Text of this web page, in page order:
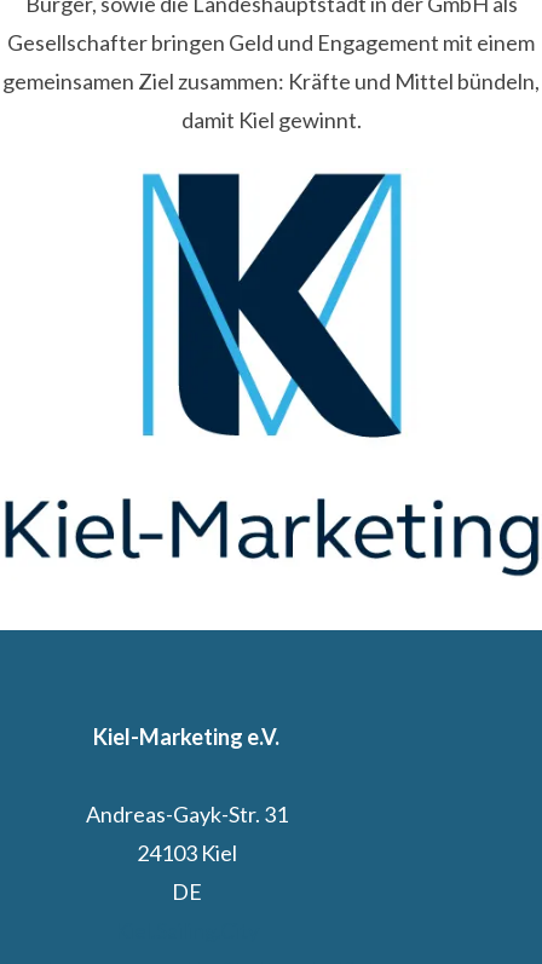
Gesellschafter bringen Geld und Engagement mit einem
gemeinsamen Ziel zusammen: Kräfte und Mittel bündeln,
damit Kiel gewinnt.
Kiel-Marketing e.V.
Andreas-Gayk-Str. 31
24103 Kiel
DE